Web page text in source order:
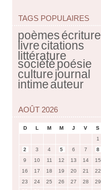
TAGS POPULAIRES
poèmesécriture
livrecitations
littérature
sociétépoésie
culturejournal
intimeauteur
AOÛT 2026
D L M M J V
S
1
2
3 4 5 6 7
8
9
10 11 12 13 14
15
16
17 18 19 20 21
22
23
24 25 26 27 28
29